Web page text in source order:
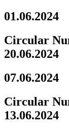
01.06.2024
Circular
20.06.2024
07.06.2024
Circular
13.06.2024